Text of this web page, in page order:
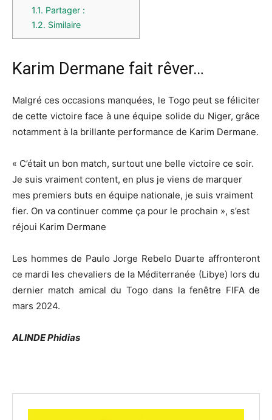
1.1. Partager :
1.2. Similaire
Karim Dermane fait rêver…
Malgré ces occasions manquées, le Togo peut se féliciter
de cette victoire face à une équipe solide du Niger, grâce
notamment à la brillante performance de Karim Dermane.
« C’était un bon match, surtout une belle victoire ce soir.
Je suis vraiment content, en plus je viens de marquer
mes premiers buts en équipe nationale, je suis vraiment
fier. On va continuer comme ça pour le prochain », s’est
réjoui Karim Dermane
Les hommes de Paulo Jorge Rebelo Duarte affronteront
ce mardi les chevaliers de la Méditerranée (Libye) lors du
dernier match amical du Togo dans la fenêtre FIFA de
mars 2024.
ALINDE Phidias